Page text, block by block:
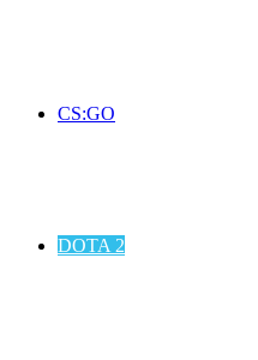
CS:GO
DOTA 2